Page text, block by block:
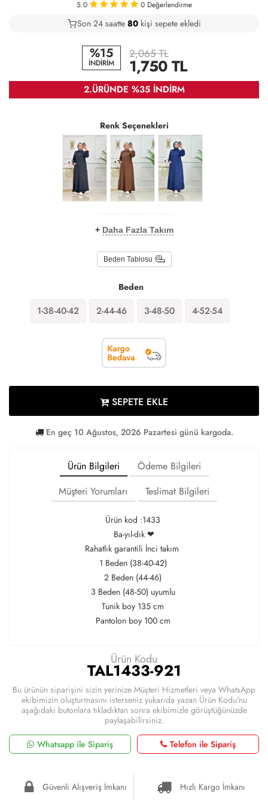
5.0 0 Değerlendirme
40
Son 24 saatte 82kişi sepete ekledi
22
%15
İNDİRİM
2,065 TL
1,750TL
2.ÜRÜNDE %35 İNDİRM
Renk Seçenekleri
+ Daha Fazla Takım
Beden Tablosu
Beden
1-38-40-42 2-44-46 3-48-50 4-52-54
SEPETE EKLE
En geç 10 Ağustos, 2026 Pazartesi günü kargoda.
Ürün Bilgileri
Ödeme Bilgileri
Müşteri Yorumları
Teslimat Bilgileri
Ürün kod :1433
Ba-yıl-dık ❤
Rahatlık garantili İnci takım
1 Beden (38-40-42)
2 Beden (44-46)
3 Beden (48-50) uyumlu
Tunik boy 135 cm
Pantolon boy 100 cm
Ürün Kodu
TAL1433-921
Bu ürünün siparişini sizin yerinize Müşteri Hizmetleri veya WhatsApp
ekibimizin oluşturmasını isterseniz yukarıda yazan Ürün Kodu'nu
aşağıdaki butonlara tıkladıktan sonra ekibimizle görüştüğünüzde
paylaşabilirsiniz.
Whatsapp ile Sipariş
Telefon ile Sipariş
Güvenli Alışveriş İmkanı
Hızlı Kargo İmkanı